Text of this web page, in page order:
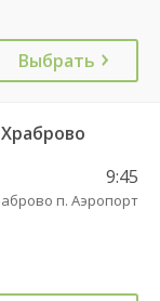
Выбрать
9:45
п. Аэропорт